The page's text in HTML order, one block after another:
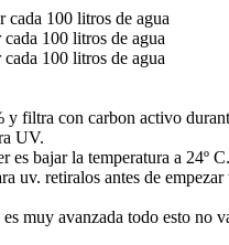
100 litros de agua
100 litros de agua
100 litros de agua
y filtra con carbon activo
UV.
es bajar la temperatura a 24º
uv. retiralos antes de empezar
muy avanzada todo esto no